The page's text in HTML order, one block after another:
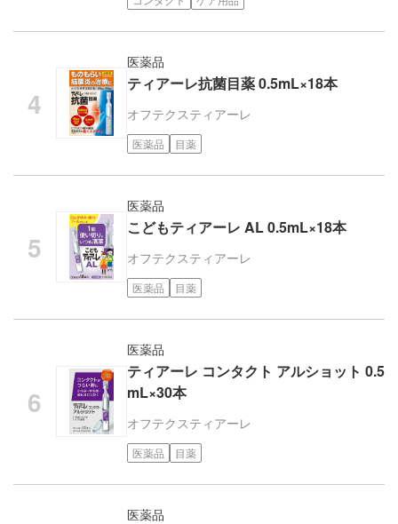
医薬品
ティアーレ抗菌目薬 0.5mL×18本
オフテクスティアーレ
医薬品 目薬
医薬品
こどもティアーレ AL 0.5mL×18本
オフテクスティアーレ
医薬品 目薬
医薬品
ティアーレ コンタクト アルショット 0.5
mL×30本
オフテクスティアーレ
医薬品 目薬
医薬品